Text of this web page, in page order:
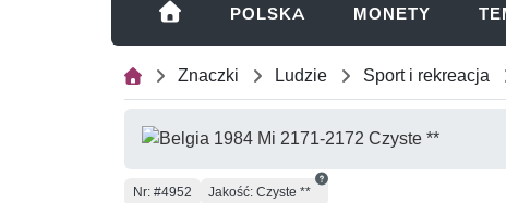
POLSKA MONETY
Znaczki Ludzie Sport i rekreacja
Numer
Nr: #4952 Jakość: Czyste **